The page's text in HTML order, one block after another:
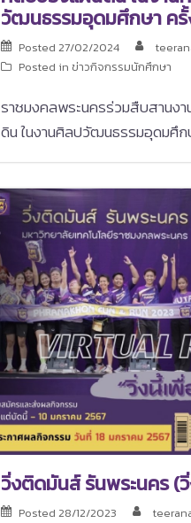
วัฒนธรรมอุดมศึกษา ครั้
Posted 27/02/2024
Posted in ข่าวกิจกรรมนักศึกษา
ราชมงคลพระนครร่วมสืบสานง
ดิน ในงานศิลปวัฒนธรรมอุดมศึ
วิ่งติดมันส์ รันพระนคร (
Posted 28/12/2023